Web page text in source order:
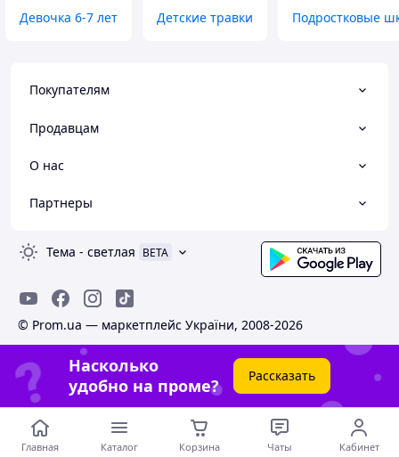
Девочка 6-7 лет Детские травки Подростковые
Покупателям
Продавцам
О нас
Партнеры
Тема - светлая BETA
© Prom.ua — маркетплейс України, 2008-2026
Насколько
удобно на проме?
Рассказать
Главная Каталог Корзина Чаты Кабинет